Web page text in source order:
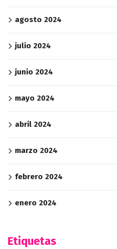
agosto 2024
julio 2024
junio 2024
mayo 2024
abril 2024
marzo 2024
febrero 2024
enero 2024
Etiquetas